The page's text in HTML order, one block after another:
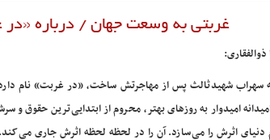
غربتی به وسعت جهان / درباره
ذوالفقاری:
سهراب شهید ثالث پس از مهاجرتش ساخت، «در غربت» نام
امیدوار به روزهای بهتر، محروم از ابتدایی ترین
دنیای اثرش را می سازد. آن را در لحظه لحظه اثرش جاری می